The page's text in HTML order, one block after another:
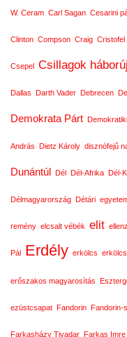
W. Ceram Carl Sagan Cesarini
Clinton Compson Craig Cristofel
Csepel Csillagok
Dallas Darth Vader Debrecen
Demokrata Párt
András Dietz Károly disznófejű
Dunántúl Dél Dél-Afrika Dél-
Délmagyarország Détári
remény elcsalt vébék elit
Pál Erdély erkölcs
erőszakos magyarosítás
ezüstcsapat Fandorin Fandorin-
Farkasházy Tivadar Farkas Imre